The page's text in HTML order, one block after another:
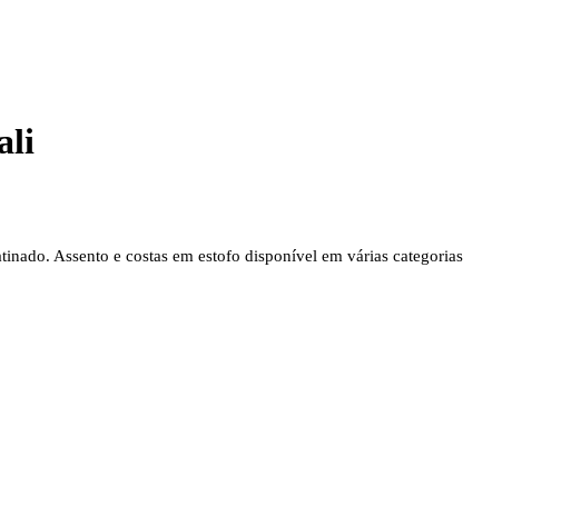
Assento e costas em estofo disponível em várias categorias